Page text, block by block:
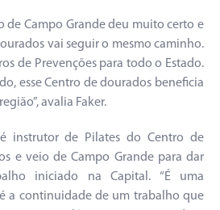
de Campo Grande deu muito certo e
vai seguir o mesmo caminho.
de Prevenções para todo o Estado.
esse Centro de dourados beneficia
avalia Faker.
instrutor de Pilates do Centro de
e veio de Campo Grande para dar
iniciado na Capital. “É uma
a continuidade de um trabalho que